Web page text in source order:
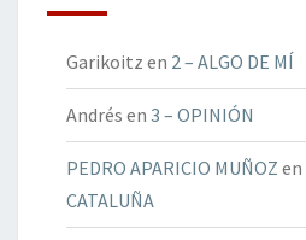
Garikoitz en 2 – ALGO DE MÍ
Andrés en 3 – OPINIÓN
PEDRO APARICIO MUÑOZ en
CATALUÑA